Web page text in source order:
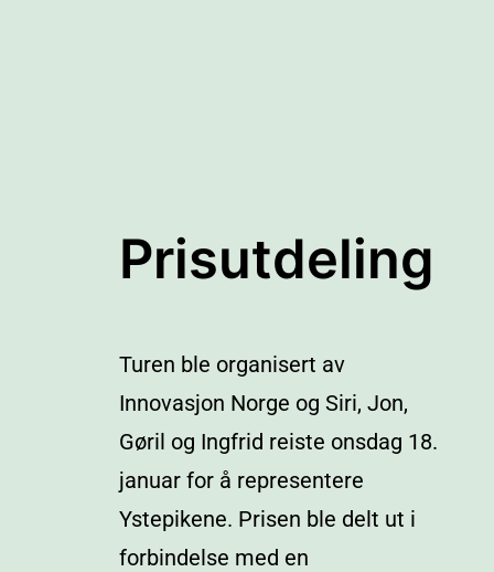
Prisutdeling
Turen ble organisert av
Innovasjon Norge og Siri, Jon,
Gøril og Ingfrid reiste onsdag 18.
januar for å representere
Ystepikene. Prisen ble delt ut i
forbindelse med en